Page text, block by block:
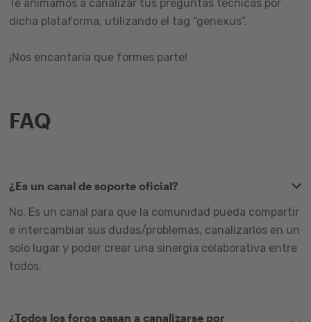
Te animamos a canalizar tus preguntas técnicas por
dicha plataforma, utilizando el tag “genexus”.
¡Nos encantaría que formes parte!
FAQ
¿Es un canal de soporte oficial?
No. Es un canal para que la comunidad pueda compartir
e intercambiar sus dudas/problemas, canalizarlos en un
solo lugar y poder crear una sinergia colaborativa entre
todos.
¿Todos los foros pasan a canalizarse por